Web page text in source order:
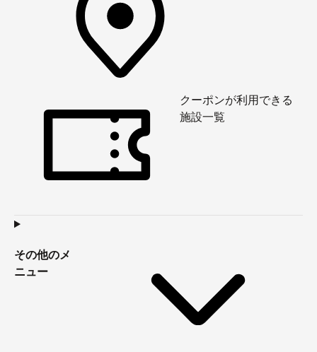
クーポンが利用できる
施設一覧
その他のメ
ニュー